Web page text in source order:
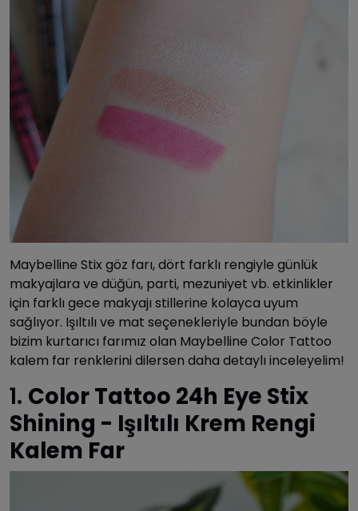
Maybelline Stix göz farı, dört farklı rengiyle günlük
makyajlara ve düğün, parti, mezuniyet vb. etkinlikler
için farklı gece makyajı stillerine kolayca uyum
sağlıyor. Işıltılı ve mat seçenekleriyle bundan böyle
bizim kurtarıcı farımız olan Maybelline Color Tattoo
kalem far renklerini dilersen daha detaylı inceleyelim!
1. Color Tattoo 24h Eye Stix
Shining - Işıltılı Krem Rengi
Kalem Far